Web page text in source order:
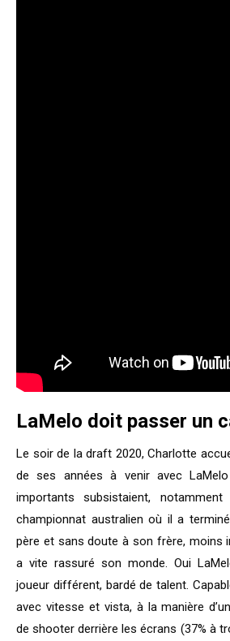
LaMelo doit passer un
Le soir de la draft 2020, Charlotte
de ses années à venir avec
importants subsistaient,
championnat australien où il a
père et sans doute à son frère, moins
a vite rassuré son monde. Oui
joueur différent, bardé de talent.
avec vitesse et vista, à la manière
de shooter derrière les écrans (37% à